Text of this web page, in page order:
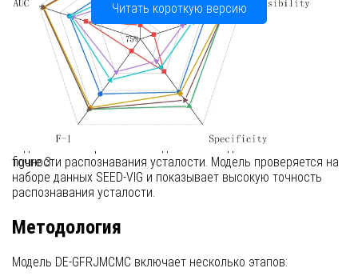
figure 3
Читать короткую версию
Введение
Усталость водителя является одним из основных факторов,
угрожающих безопасности на дорогах. В статье
предлагается новый метод, DE-GFRJMCMC, который сочетает
в себе выбор критических каналов и оптимальных
подмножеств признаков из данных ЭЭГ для повышения
точности распознавания усталости. Модель проверяется на
наборе данных SEED-VIG и показывает высокую точность
распознавания усталости.
Методология
Модель DE-GFRJMCMC включает несколько этапов: